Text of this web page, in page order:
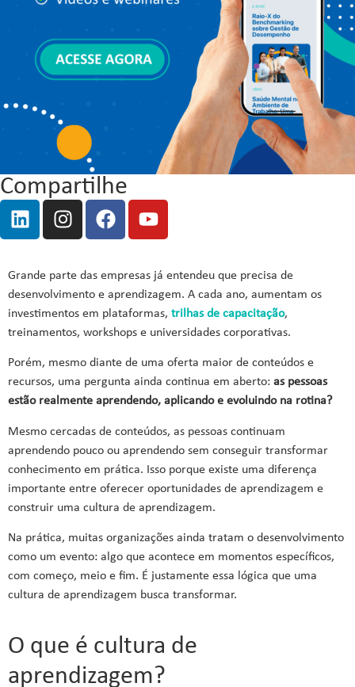
Compartilhe
Grande parte das empresas já entendeu que precisa de
desenvolvimento e aprendizagem. A cada ano, aumentam os
investimentos em plataformas, trilhas de capacitação,
treinamentos, workshops e universidades corporativas.
Porém, mesmo diante de uma oferta maior de conteúdos e
recursos, uma pergunta ainda continua em aberto: as pessoas
estão realmente aprendendo, aplicando e evoluindo na rotina?
Mesmo cercadas de conteúdos, as pessoas continuam
aprendendo pouco ou aprendendo sem conseguir transformar
conhecimento em prática. Isso porque existe uma diferença
importante entre oferecer oportunidades de aprendizagem e
construir uma cultura de aprendizagem.
Na prática, muitas organizações ainda tratam o desenvolvimento
como um evento: algo que acontece em momentos específicos,
com começo, meio e fim. É justamente essa lógica que uma
cultura de aprendizagem busca transformar.
O que é cultura de
aprendizagem?